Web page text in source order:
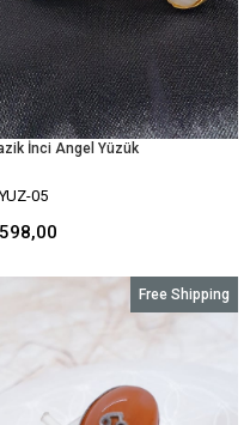
İnci Angel Yüzük
05
Free Shipping